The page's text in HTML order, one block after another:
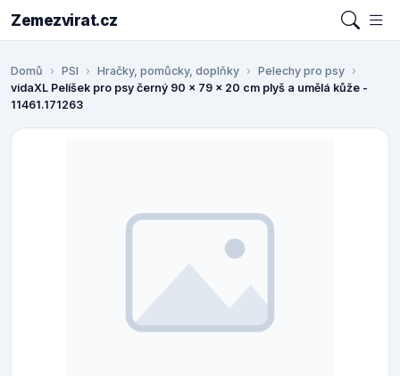
Zemezvirat.cz
Domů PSI Hračky, pomůcky, doplňky
Pelechy pro psy
vidaXL Pelíšek pro psy černý 90 x 79 x 20 cm plyš a umělá kůže -
11461.171263